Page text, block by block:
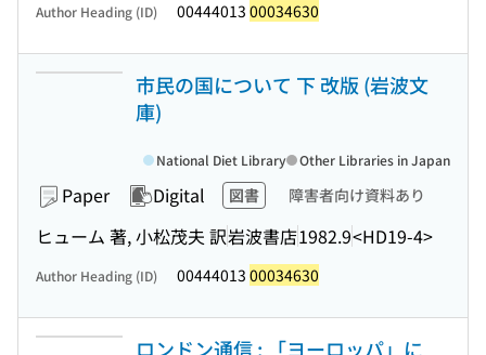
Author Heading (ID) 00444013 00034630
市民の国について 下 改版 (岩波文
庫)
Paper Digital 図書 障害者向け資料あり
ヒューム 著, 小松茂夫 訳岩波書店1982.9<HD19-4>
National Diet Library Other Libraries in Japan
Author Heading (ID) 00444013 00034630
ロンドン通信 : 「ヨーロッパ」に